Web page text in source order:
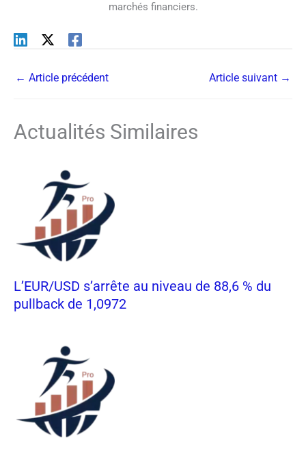
marchés financiers.
← Article précédent Article suivant →
Actualités Similaires
L’EUR/USD s’arrête au niveau de 88,6 % du
pullback de 1,0972